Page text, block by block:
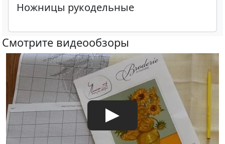
Ножницы рукодельные
Смотрите видеообзоры